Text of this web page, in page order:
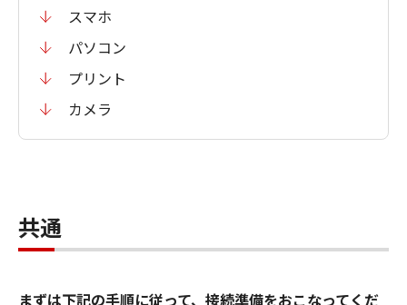
スマホ
パソコン
プリント
カメラ
共通
まずは下記の手順に従って、接続準備をおこなってくだ